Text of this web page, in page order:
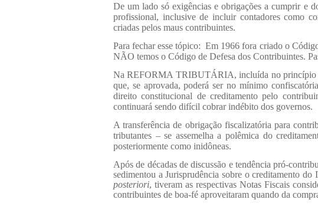
De um lado só exigências e obrigações a cumprir e
profissional, inclusive de incluir contadores como
criadas pelos maus contribuintes.
Para fechar esse tópico: Em 1966 fora criado o
NÃO temos o Código de Defesa dos Contribuintes.
Na REFORMA TRIBUTÁRIA, incluída no princípio
que, se aprovada, poderá ser no mínimo
direito constitucional de creditamento pelo
continuará sendo difícil cobrar indébito dos governos.
A transferência de obrigação fiscalizatória para
tributantes – se assemelha a polêmica do
posteriormente como inidôneas.
Após de décadas de discussão e tendência pró-
sedimentou a Jurisprudência sobre o creditamento
posteriori, tiveram as respectivas Notas Fiscais
contribuintes de boa-fé aproveitaram quando da